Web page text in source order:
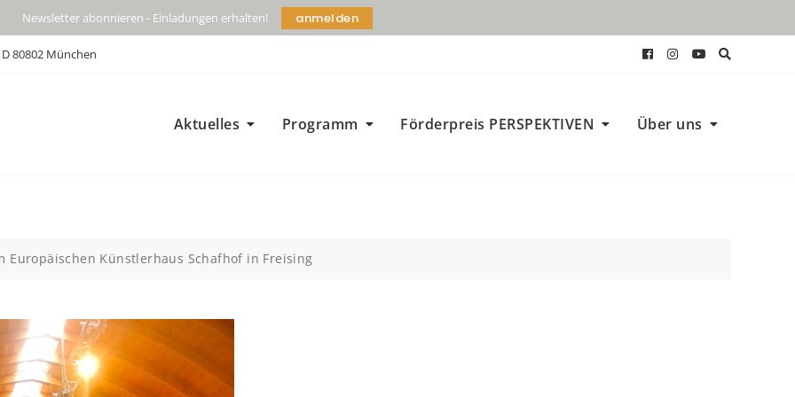
Newsletter abonnieren - Einladungen erhalten! anmelden
80802 München
Aktuelles Programm Förderpreis PERSPEKTIVEN Über uns
Europäischen Künstlerhaus Schafhof in Freising